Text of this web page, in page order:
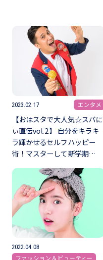
2023.02.17 エンタメ
【おはスタで大人気☆スバに
ぃ直伝vol.2】 自分をキラキ
ラ輝かせるセルフハッピー
術！マスターして新学期…
2022.04.08
ファッション＆ビューティー